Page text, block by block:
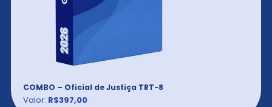
COMBO – Oficial de Justiça TRT-8
Valor: R$397,00